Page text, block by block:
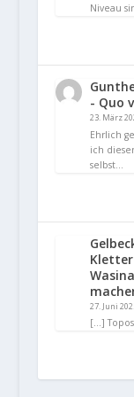
Niveau
- Quo
23. März
Ehrlich
ich
selbst…
27. Juni
[…]